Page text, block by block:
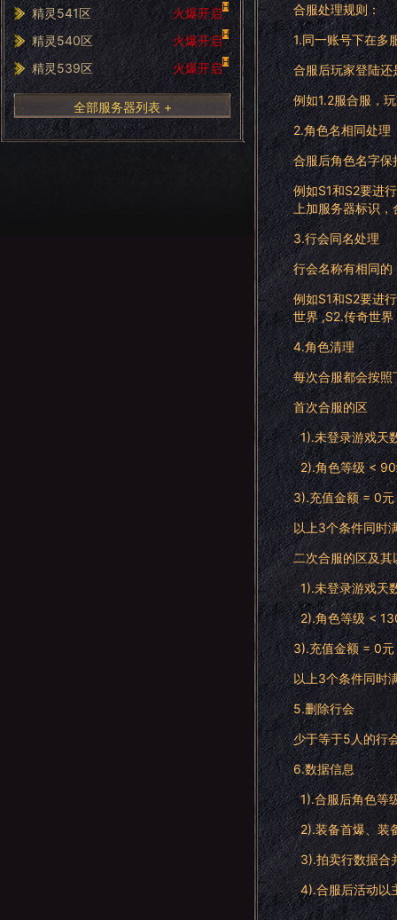
精灵541区 火爆开启H
精灵540区 火爆开启H
精灵539区 火爆开启H
全部服务器列表 +
合服处理规则：
1.同一账号下在多
合服后玩家登陆
例如1.2服合服，
2.角色名相同处理
合服后角色名字
例如S1和S2要进
上加服务器标识，
3.行会同名处理
行会名称有相同
例如S1和S2要进
世界 ,S2.传奇世界
4.角色清理
每次合服都会按
首次合服的区
1).未登录游戏天
2).角色等级 <
3).充值金额 = 0元
以上3个条件同时
二次合服的区及其
1).未登录游戏天
2).角色等级 <
3).充值金额 = 0元
以上3个条件同时
5.删除行会
少于等于5人的行
6.数据信息
1).合服后角色等
2).装备首爆、装
3).拍卖行数据合
4).合服后活动以